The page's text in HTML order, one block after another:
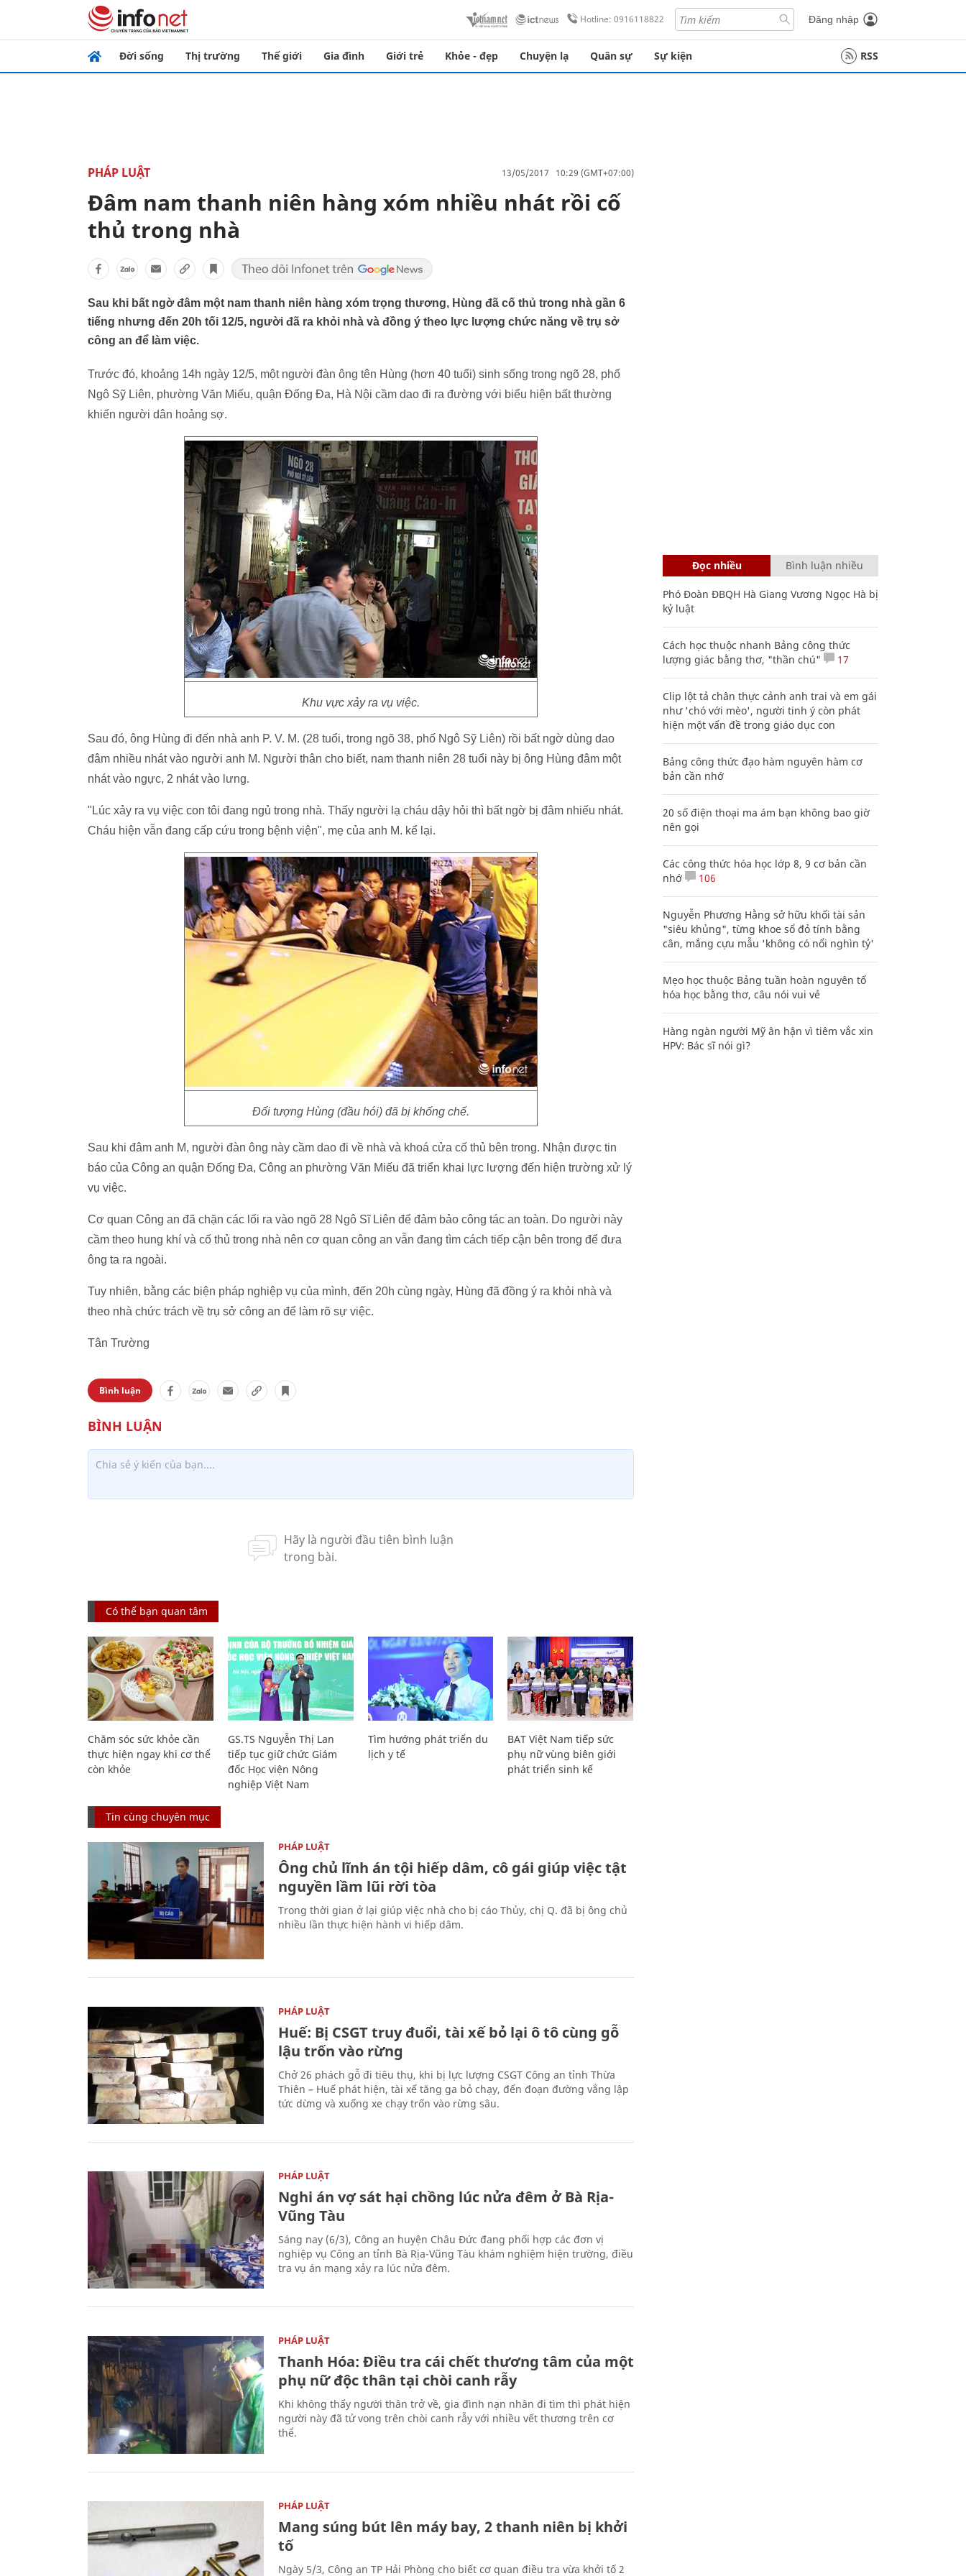
Hotline: 0916118822 Đăng nhập
Đời sống Thị trường Thế giới Gia đình Giới trẻ Khỏe - đẹp Chuyện lạ Quân sự Sự kiện RSS
PHÁP LUẬT 13/05/2017 10:29 (GMT+07:00)
Đâm nam thanh niên hàng xóm nhiều nhát rồi cố
thủ trong nhà
Sau khi bất ngờ đâm một nam thanh niên hàng xóm trọng thương, Hùng đã cố thủ trong nhà gần 6
tiếng nhưng đến 20h tối 12/5, người đã ra khỏi nhà và đồng ý theo lực lượng chức năng về trụ sở
công an để làm việc.
Trước đó, khoảng 14h ngày 12/5, một người đàn ông tên Hùng (hơn 40 tuổi) sinh sống trong ngõ 28, phố
Ngô Sỹ Liên, phường Văn Miếu, quận Đống Đa, Hà Nội cầm dao đi ra đường với biểu hiện bất thường
khiến người dân hoảng sợ.
Khu vực xảy ra vụ việc.
Sau đó, ông Hùng đi đến nhà anh P. V. M. (28 tuổi, trong ngõ 38, phố Ngô Sỹ Liên) rồi bất ngờ dùng dao
đâm nhiều nhát vào người anh M. Người thân cho biết, nam thanh niên 28 tuổi này bị ông Hùng đâm một
nhát vào ngực, 2 nhát vào lưng.
"Lúc xảy ra vụ việc con tôi đang ngủ trong nhà. Thấy người lạ cháu dậy hỏi thì bất ngờ bị đâm nhiếu nhát.
Cháu hiện vẫn đang cấp cứu trong bệnh viện", mẹ của anh M. kể lại.
Đối tượng Hùng (đầu hói) đã bị khống chế.
Sau khi đâm anh M, người đàn ông này cầm dao đi về nhà và khoá cửa cố thủ bên trong. Nhận được tin
báo của Công an quận Đống Đa, Công an phường Văn Miếu đã triển khai lực lượng đến hiện trường xử lý
vụ việc.
Cơ quan Công an đã chặn các lối ra vào ngõ 28 Ngô Sĩ Liên để đảm bảo công tác an toàn. Do người này
cầm theo hung khí và cố thủ trong nhà nên cơ quan công an vẫn đang tìm cách tiếp cận bên trong để đưa
ông ta ra ngoài.
Tuy nhiên, bằng các biện pháp nghiệp vụ của mình, đến 20h cùng ngày, Hùng đã đồng ý ra khỏi nhà và
theo nhà chức trách về trụ sở công an để làm rõ sự việc.
Tân Trường
Bình luận
Có thể bạn quan tâm
Chăm sóc sức khỏe cần
thực hiện ngay khi cơ thể
còn khỏe
GS.TS Nguyễn Thị Lan
tiếp tục giữ chức Giám
đốc Học viện Nông
nghiệp Việt Nam
Tìm hướng phát triển du
lịch y tế
BAT Việt Nam tiếp sức
phụ nữ vùng biên giới
phát triển sinh kế
Tin cùng chuyên mục
PHÁP LUẬT
Ông chủ lĩnh án tội hiếp dâm, cô gái giúp việc tật
nguyền lầm lũi rời tòa
Trong thời gian ở lại giúp việc nhà cho bị cáo Thủy, chị Q. đã bị ông chủ
nhiều lần thực hiện hành vi hiếp dâm.
PHÁP LUẬT
Huế: Bị CSGT truy đuổi, tài xế bỏ lại ô tô cùng gỗ
lậu trốn vào rừng
Chở 26 phách gỗ đi tiêu thụ, khi bị lực lượng CSGT Công an tỉnh Thừa
Thiên – Huế phát hiện, tài xế tăng ga bỏ chạy, đến đoạn đường vắng lập
tức dừng và xuống xe chạy trốn vào rừng sâu.
PHÁP LUẬT
Nghi án vợ sát hại chồng lúc nửa đêm ở Bà Rịa-
Vũng Tàu
Sáng nay (6/3), Công an huyện Châu Đức đang phối hợp các đơn vị
nghiệp vụ Công an tỉnh Bà Rịa-Vũng Tàu khám nghiệm hiện trường, điều
tra vụ án mạng xảy ra lúc nửa đêm.
PHÁP LUẬT
Thanh Hóa: Điều tra cái chết thương tâm của một
phụ nữ độc thân tại chòi canh rẫy
Khi không thấy người thân trở về, gia đình nạn nhân đi tìm thì phát hiện
người này đã tử vong trên chòi canh rẫy với nhiều vết thương trên cơ
thể.
PHÁP LUẬT
Mang súng bút lên máy bay, 2 thanh niên bị khởi
tố
Ngày 5/3, Công an TP Hải Phòng cho biết cơ quan điều tra vừa khởi tố 2
Đọc nhiều Bình luận nhiều
Phó Đoàn ĐBQH Hà Giang Vương Ngọc Hà bị
kỷ luật
Cách học thuộc nhanh Bảng công thức
lượng giác bằng thơ, "thần chú"
17
Clip lột tả chân thực cảnh anh trai và em gái
như 'chó với mèo', người tinh ý còn phát
hiện một vấn đề trong giáo dục con
Bảng công thức đạo hàm nguyên hàm cơ
bản cần nhớ
20 số điện thoại ma ám bạn không bao giờ
nên gọi
Các công thức hóa học lớp 8, 9 cơ bản cần
nhớ
106
Nguyễn Phương Hằng sở hữu khối tài sản
"siêu khủng", từng khoe sổ đỏ tính bằng
cân, mắng cựu mẫu 'không có nổi nghìn tỷ'
Mẹo học thuộc Bảng tuần hoàn nguyên tố
hóa học bằng thơ, câu nói vui vẻ
Hàng ngàn người Mỹ ân hận vì tiêm vắc xin
HPV: Bác sĩ nói gì?